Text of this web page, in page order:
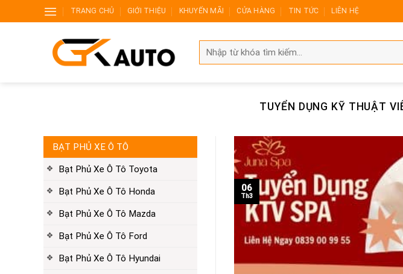
to
TRANG CHỦ GIỚI THIỆU KHUYẾN MÃI CỬA HÀNG TIN TỨC LIÊN HỆ
for:
TUYỂN DỤNG KỸ THUẬT
BẠT PHỦ XE Ô TÔ
Bạt Phủ Xe Ô Tô Toyota
Bạt Phủ Xe Ô Tô Honda
Bạt Phủ Xe Ô Tô Mazda
Bạt Phủ Xe Ô Tô Ford
Bạt Phủ Xe Ô Tô Hyundai
06
Th3